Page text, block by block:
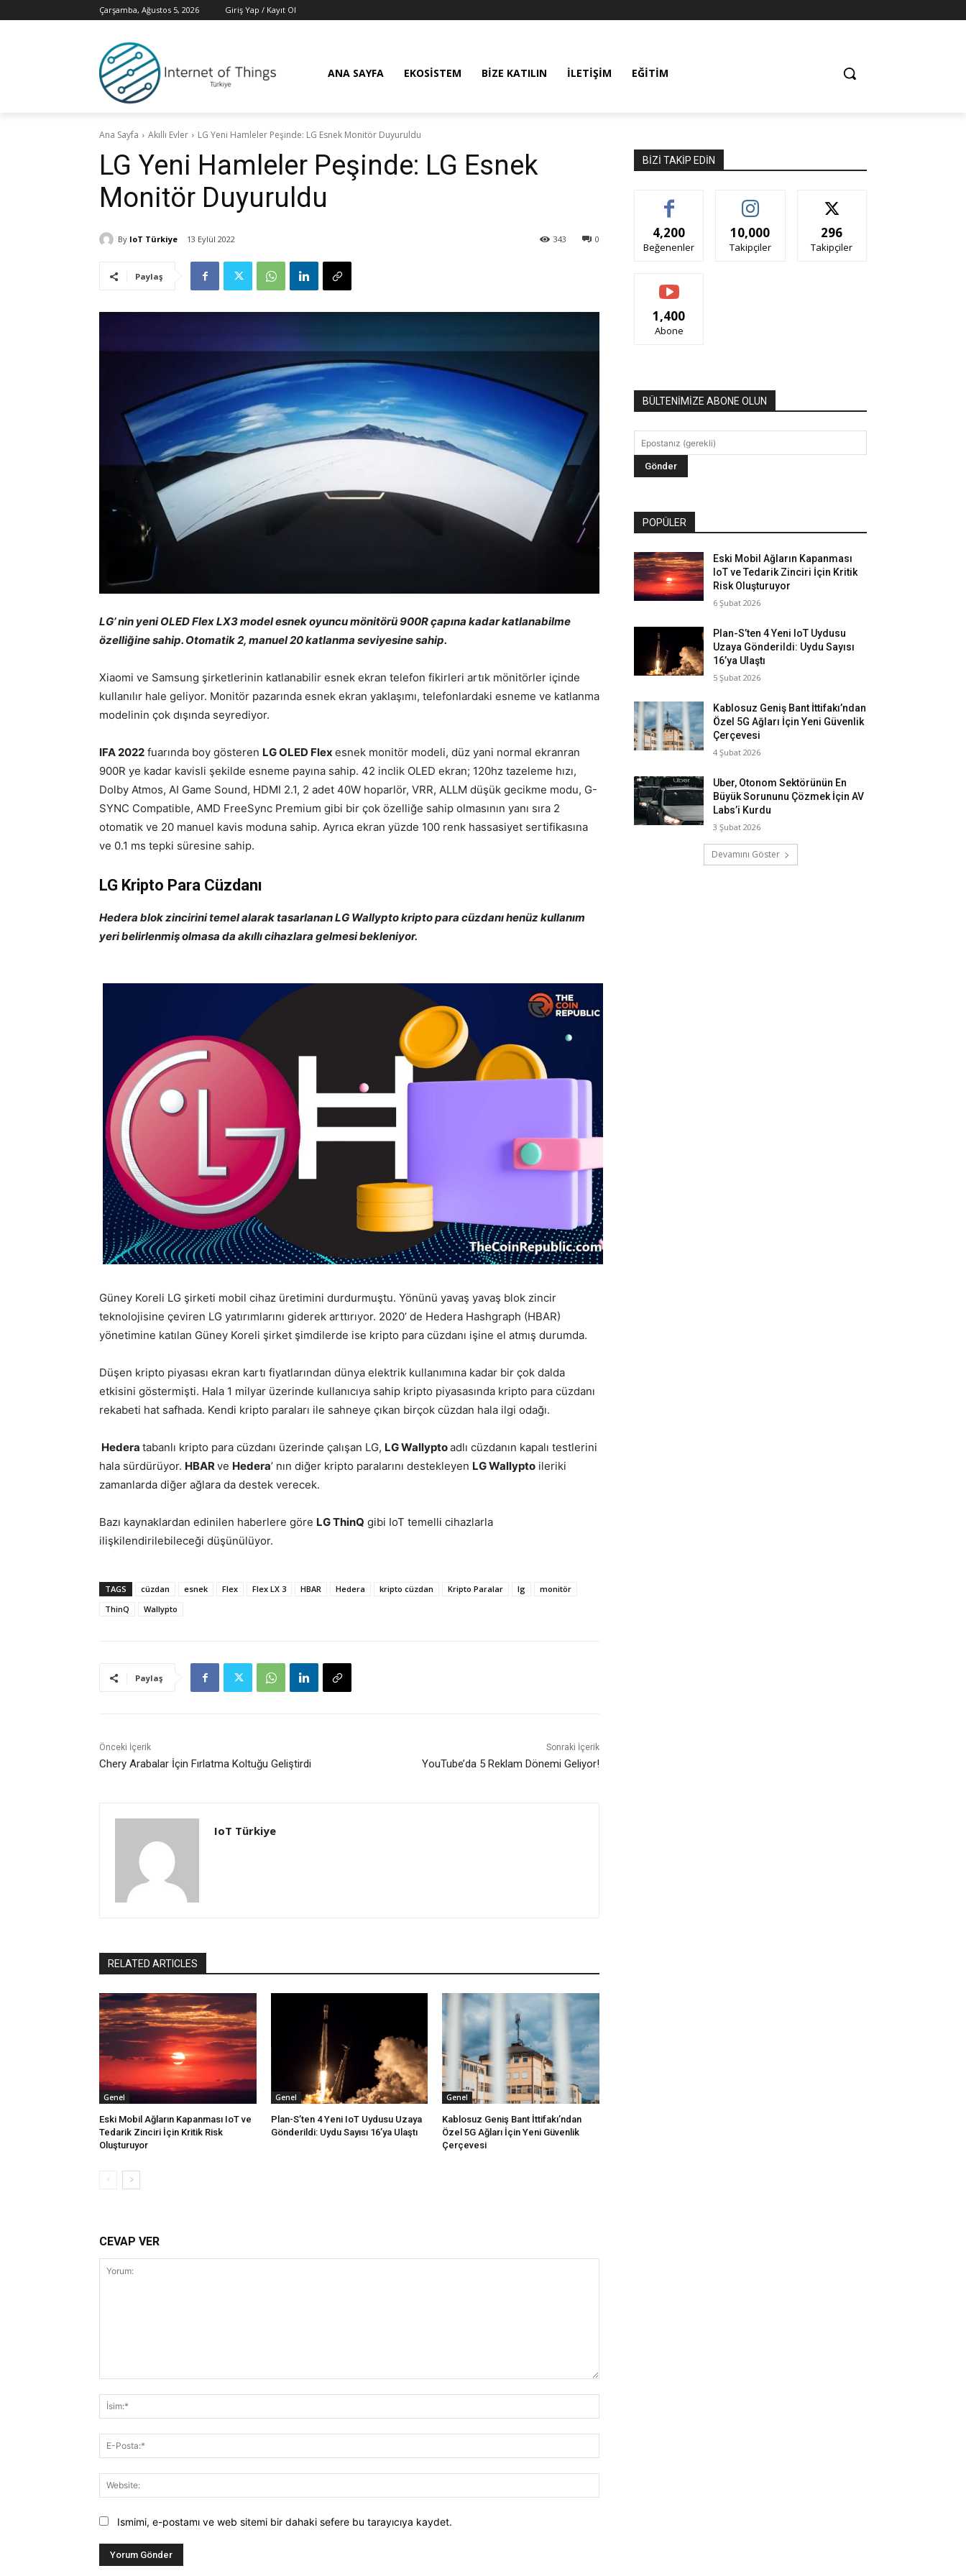
Çarşamba, Ağustos 5, 2026 Giriş Yap / Kayıt Ol
ANA SAYFA EKOSISTEM BIZE KATILIN İLETIŞIM EĞITIM
Ana Sayfa Akıllı Evler LG Yeni Hamleler Peşinde: LG Esnek Monitör Duyuruldu
LG Yeni Hamleler Peşinde: LG Esnek
Monitör Duyuruldu
By IoT Türkiye 13 Eylül 2022 0
343
Paylaş
LG’ nin yeni OLED Flex LX3 model esnek oyuncu mönitörü 900R çapına kadar katlanabilme
özelliğine sahip. Otomatik 2, manuel 20 katlanma seviyesine sahip.
Xiaomi ve Samsung şirketlerinin katlanabilir esnek ekran telefon fikirleri artık mönitörler içinde
kullanılır hale geliyor. Monitör pazarında esnek ekran yaklaşımı, telefonlardaki esneme ve katlanma
modelinin çok dışında seyrediyor.
IFA 2022 fuarında boy gösteren LG OLED Flex esnek monitör modeli, düz yani normal ekranran
900R ye kadar kavisli şekilde esneme payına sahip. 42 inclik OLED ekran; 120hz tazeleme hızı,
Dolby Atmos, AI Game Sound, HDMI 2.1, 2 adet 40W hoparlör, VRR, ALLM düşük gecikme modu, G-
SYNC Compatible, AMD FreeSync Premium gibi bir çok özelliğe sahip olmasının yanı sıra 2
otomatik ve 20 manuel kavis moduna sahip. Ayrıca ekran yüzde 100 renk hassasiyet sertifikasına
ve 0.1 ms tepki süresine sahip.
LG Kripto Para Cüzdanı
Hedera blok zincirini temel alarak tasarlanan LG Wallypto kripto para cüzdanı henüz kullanım
yeri belirlenmiş olmasa da akıllı cihazlara gelmesi bekleniyor.
Güney Koreli LG şirketi mobil cihaz üretimini durdurmuştu. Yönünü yavaş yavaş blok zincir
teknolojisine çeviren LG yatırımlarını giderek arttırıyor. 2020’ de Hedera Hashgraph (HBAR)
yönetimine katılan Güney Koreli şirket şimdilerde ise kripto para cüzdanı işine el atmış durumda.
Düşen kripto piyasası ekran kartı fiyatlarından dünya elektrik kullanımına kadar bir çok dalda
etkisini göstermişti. Hala 1 milyar üzerinde kullanıcıya sahip kripto piyasasında kripto para cüzdanı
rekabeti hat safhada. Kendi kripto paraları ile sahneye çıkan birçok cüzdan hala ilgi odağı.
Hedera tabanlı kripto para cüzdanı üzerinde çalışan LG, LG Wallyptoadlı cüzdanın kapalı testlerini
hala sürdürüyor. HBARve Hedera’ nın diğer kripto paralarını destekleyen LG Wallypto ileriki
zamanlarda diğer ağlara da destek verecek.
Bazı kaynaklardan edinilen haberlere göre LG ThinQ gibi IoT temelli cihazlarla
ilişkilendirilebileceği düşünülüyor.
TAGS cüzdan esnek Flex Flex LX 3 HBAR Hedera kripto cüzdan Kripto Paralar lg
monitör
ThinQ
Wallypto
Paylaş
Önceki İçerik
Chery Arabalar İçin Fırlatma Koltuğu Geliştirdi
Sonraki İçerik
YouTube’da 5 Reklam Dönemi Geliyor!
IoT Türkiye
RELATED ARTICLES
Genel
Eski Mobil Ağların Kapanması IoT ve
Tedarik Zinciri İçin Kritik Risk
Oluşturuyor
Genel
Plan-S’ten 4 Yeni IoT Uydusu Uzaya
Gönderildi: Uydu Sayısı 16’ya Ulaştı
Genel
Kablosuz Geniş Bant İttifakı’ndan
Özel 5G Ağları İçin Yeni Güvenlik
Çerçevesi
CEVAP VER
Posta:*
Ismimi, e-postamı ve web sitemi bir dahaki sefere bu tarayıcıya kaydet.
BIZI TAKIP EDIN
4,200
Beğenenler
10,000
Takipçiler
296
Takipçiler
1,400
Abone
BÜLTENİMİZE ABONE OLUN
POPÜLER
Eski Mobil Ağların Kapanması
IoT ve Tedarik Zinciri İçin Kritik
Risk Oluşturuyor
6 Şubat 2026
Plan-S’ten 4 Yeni IoT Uydusu
Uzaya Gönderildi: Uydu Sayısı
16’ya Ulaştı
5 Şubat 2026
Kablosuz Geniş Bant İttifakı’ndan
Özel 5G Ağları İçin Yeni Güvenlik
Çerçevesi
4 Şubat 2026
Uber, Otonom Sektörünün En
Büyük Sorununu Çözmek İçin AV
Labs’i Kurdu
3 Şubat 2026
Devamını Göster